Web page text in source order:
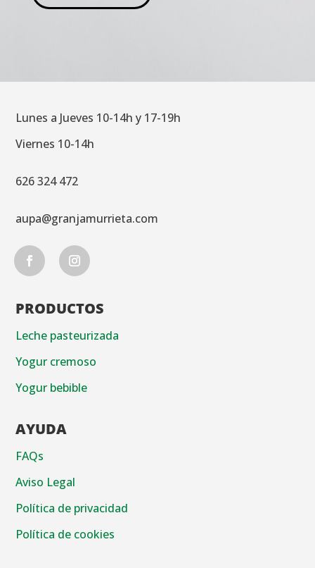
Lunes a Jueves 10-14h y 17-19h
Viernes 10-14h
626 324 472
aupa@granjamurrieta.com
PRODUCTOS
Leche pasteurizada
Yogur cremoso
Yogur bebible
AYUDA
FAQs
Aviso Legal
Política de privacidad
Política de cookies